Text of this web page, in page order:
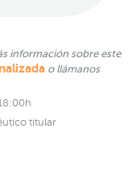
información sobre este
o llámanos
titular